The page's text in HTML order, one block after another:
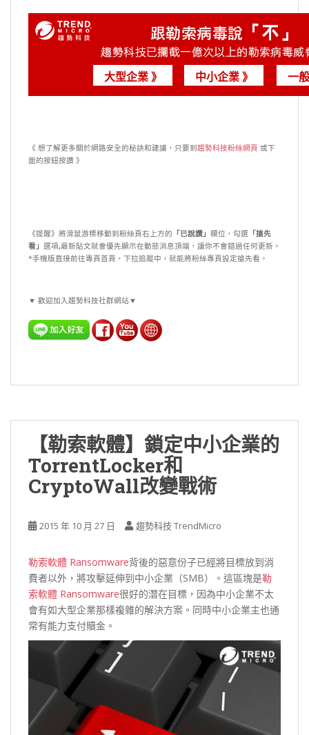
大型企業 》 中小企業 》 一
《 想了解更多關於網路安全的秘訣和建議，只要到 趨勢科技粉絲網頁 或下
面的按鈕按讚 》
《提醒》將滑鼠游標移動到粉絲頁右上方的 「已說讚」 欄位，勾選 「搶先
看」 選項,最新貼文就會優先顯示在動態消息頂端，讓你不會錯過任何更新。
*手機版直接前往專頁首頁，下拉追蹤中，就能將粉絲專頁設定搶先看。
▼ 歡迎加入趨勢科技社群網站▼
【勒索軟體】鎖定中小企業的
TorrentLocker和
CryptoWall改變戰術
2015 年 10 月 27 日 趨勢科技 TrendMicro
勒索軟體 Ransomware背後的惡意份子已經將目標放到消
費者以外，將攻擊延伸到中小企業（SMB）。這區塊是勒
索軟體 Ransomware很好的潛在目標，因為中小企業不太
會有如大型企業那樣複雜的解決方案。同時中小企業主也通
常有能力支付贖金。